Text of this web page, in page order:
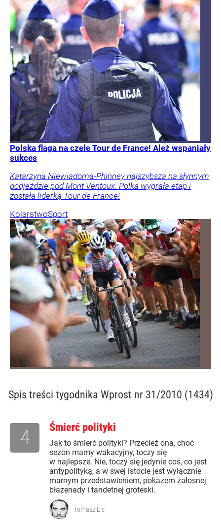
Polska flaga na czele Tour de France! Ależ wspaniały
sukces
Katarzyna Niewiadoma-Phinney najszybsza na słynnym
podjeździe pod Mont Ventoux. Polka wygrała etap i
została liderką Tour de France!
KolarstwoSport
Spis treści tygodnika Wprost nr 31/2010 (1434)
Śmierć polityki
Jak to śmierć polityki? Przecież ona, choć
sezon mamy wakacyjny, toczy się
w najlepsze. Nie, toczy się jedynie coś, co jest
antypolityką, a w swej istocie jest wyłącznie
marnym przedstawieniem, pokazem żałosnej
błazenady i tandetnej groteski.
4
Tomasz Lis